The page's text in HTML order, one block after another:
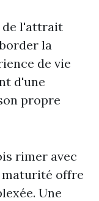
de l'attrait
la
de vie
d'une
propre
rimer avec
maturité offre
Une